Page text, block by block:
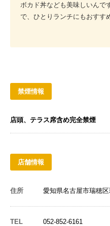
ボカド丼なども美味しいんで
で、ひとりランチにもおすす
禁煙情報
店頭、テラス席含め完全禁煙
店舗情報
住所 愛知県名古屋市瑞穂
TEL 052-852-6161